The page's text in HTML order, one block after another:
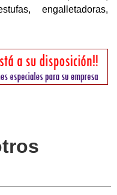
engalletadoras,